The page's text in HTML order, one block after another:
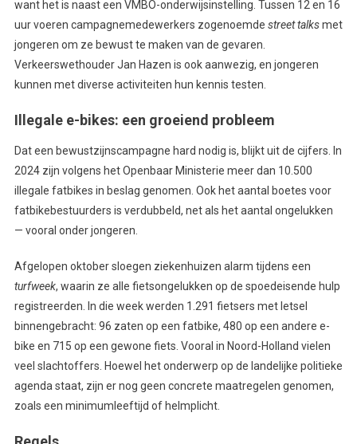
want het is naast een VMBO-onderwijsinstelling. Tussen 12 en 16
uur voeren campagnemedewerkers zogenoemde street talksmet
jongeren om ze bewust te maken van de gevaren.
Verkeerswethouder Jan Hazen is ook aanwezig, en jongeren
kunnen met diverse activiteiten hun kennis testen.
Illegale e-bikes: een groeiend probleem
Dat een bewustzijnscampagne hard nodig is, blijkt uit de cijfers. In
2024 zijn volgens het Openbaar Ministerie meer dan 10.500
illegale fatbikes in beslag genomen. Ook het aantal boetes voor
fatbikebestuurders is verdubbeld, net als het aantal ongelukken
— vooral onder jongeren.
Afgelopen oktober sloegen ziekenhuizen alarm tijdens een
turfweek, waarin ze alle fietsongelukken op de spoedeisende hulp
registreerden. In die week werden 1.291 fietsers met letsel
binnengebracht: 96 zaten op een fatbike, 480 op een andere e-
bike en 715 op een gewone fiets. Vooral in Noord-Holland vielen
veel slachtoffers. Hoewel het onderwerp op de landelijke politieke
agenda staat, zijn er nog geen concrete maatregelen genomen,
zoals een minimumleeftijd of helmplicht.